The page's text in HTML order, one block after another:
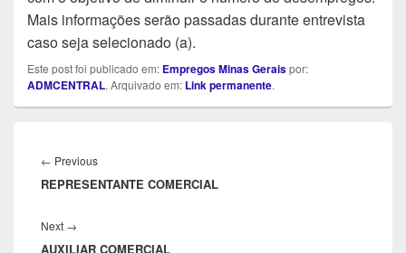
Mais informações serão passadas durante entrevista
caso seja selecionado (a).
Este post foi publicado em: Empregos Minas Geraispor:
ADMCENTRAL. Arquivado em: Link permanente.
de
Post
← PreviousPrevious
post:
REPRESENTANTE COMERCIAL
Next →
post:
AUXILIAR COMERCIAL